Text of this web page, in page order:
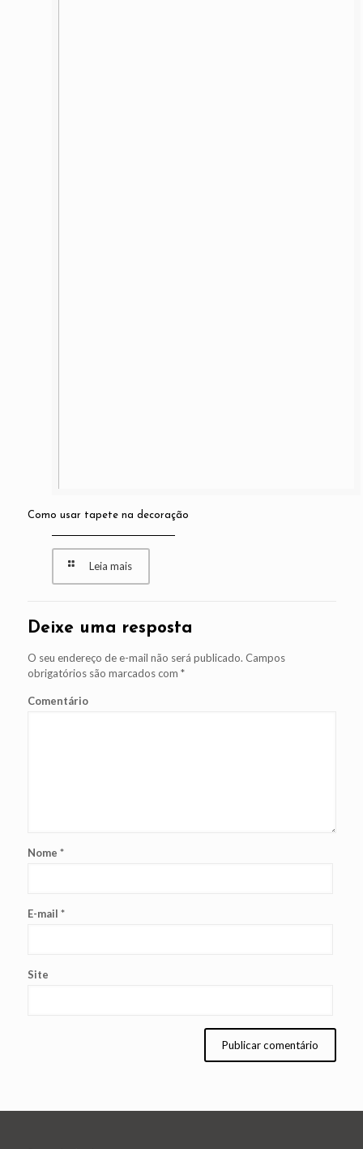
Como usar tapete na decoração
Leia mais
Deixe uma resposta
O seu endereço de e-mail não será publicado. Campos
obrigatórios são marcados com *
Comentário
Nome *
E-mail *
Site